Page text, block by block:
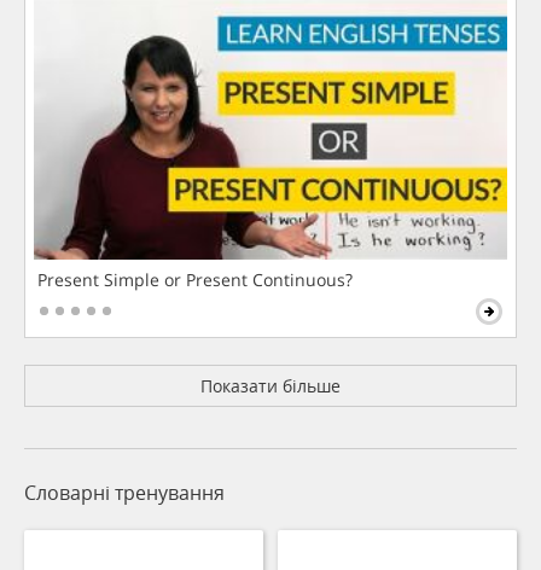
Present Simple or Present Continuous?
Показати більше
Словарні тренування